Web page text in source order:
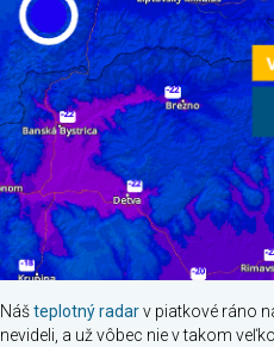
Nášteplotný radarv piatkové ráno
nevideli, a už vôbec nie v takom